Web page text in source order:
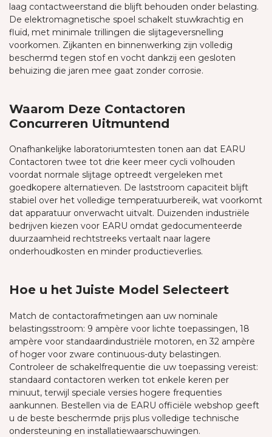
laag contactweerstand die blijft behouden onder belasting.
De elektromagnetische spoel schakelt stuwkrachtig en
fluïd, met minimale trillingen die slijtageversnelling
voorkomen. Zijkanten en binnenwerking zijn volledig
beschermd tegen stof en vocht dankzij een gesloten
behuizing die jaren mee gaat zonder corrosie.
Waarom Deze Contactoren
Concurreren Uitmuntend
Onafhankelijke laboratoriumtesten tonen aan dat EARU
Contactoren twee tot drie keer meer cycli volhouden
voordat normale slijtage optreedt vergeleken met
goedkopere alternatieven. De laststroom capaciteit blijft
stabiel over het volledige temperatuurbereik, wat voorkomt
dat apparatuur onverwacht uitvalt. Duizenden industriële
bedrijven kiezen voor EARU omdat gedocumenteerde
duurzaamheid rechtstreeks vertaalt naar lagere
onderhoudkosten en minder productieverlies.
Hoe u het Juiste Model Selecteert
Match de contactorafmetingen aan uw nominale
belastingsstroom: 9 ampère voor lichte toepassingen, 18
ampère voor standaardindustriële motoren, en 32 ampère
of hoger voor zware continuous-duty belastingen.
Controleer de schakelfrequentie die uw toepassing vereist:
standaard contactoren werken tot enkele keren per
minuut, terwijl speciale versies hogere frequenties
aankunnen. Bestellen via de EARU officiële webshop geeft
u de beste beschermde prijs plus volledige technische
ondersteuning en installatiewaarschuwingen.